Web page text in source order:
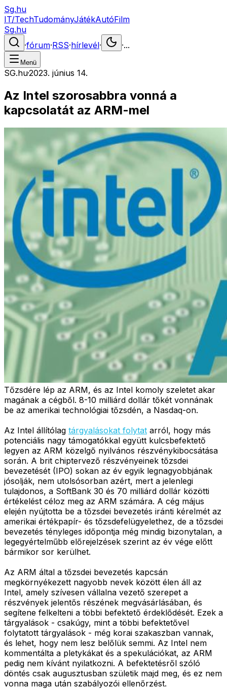
Sg.hu
IT/TechTudományJátékAutóFilm
Sg.hu
·fórum·RSS·hírlevél· ·...
Menü
SG.hu·2023. június 14.
Az Intel szorosabbra vonná a
kapcsolatát az ARM-mel
Tőzsdére lép az ARM, és az Intel komoly szeletet akar
magának a cégből. 8-10 milliárd dollár tőkét vonnának
be az amerikai technológiai tőzsdén, a Nasdaq-on.
Az Intel állítólag tárgyalásokat folytat arról, hogy más
potenciális nagy támogatókkal együtt kulcsbefektető
legyen az ARM közelgő nyilvános részvénykibocsátása
során. A brit chiptervező részvényeinek tőzsdei
bevezetését (IPO) sokan az év egyik legnagyobbjának
jósolják, nem utolsósorban azért, mert a jelenlegi
tulajdonos, a SoftBank 30 és 70 milliárd dollár közötti
értékelést céloz meg az ARM számára. A cég május
elején nyújtotta be a tőzsdei bevezetés iránti kérelmét az
amerikai értékpapír- és tőzsdefelügyelethez, de a tőzsdei
bevezetés tényleges időpontja még mindig bizonytalan, a
legegyértelműbb előrejelzések szerint az év vége előtt
bármikor sor kerülhet.
Az ARM által a tőzsdei bevezetés kapcsán
megkörnyékezett nagyobb nevek között élen áll az
Intel, amely szívesen vállalna vezető szerepet a
részvények jelentős részének megvásárlásában, és
segítene felkelteni a többi befektető érdeklődését. Ezek a
tárgyalások - csakúgy, mint a többi befektetővel
folytatott tárgyalások - még korai szakaszban vannak,
és lehet, hogy nem lesz belőlük semmi. Az Intel nem
kommentálta a pletykákat és a spekulációkat, az ARM
pedig nem kívánt nyilatkozni. A befektetésről szóló
döntés csak augusztusban születik majd meg, és ez nem
vonna maga után szabályozói ellenőrzést.